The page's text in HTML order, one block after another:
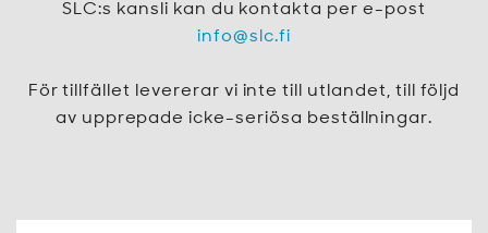
SLC:s kansli kan du kontakta per e-post
info@slc.fi
För tillfället levererar vi inte till utlandet, till följd
av upprepade icke-seriösa beställningar.